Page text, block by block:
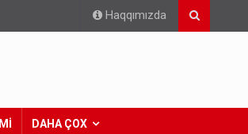
Haqqımızda
DAHA ÇOX